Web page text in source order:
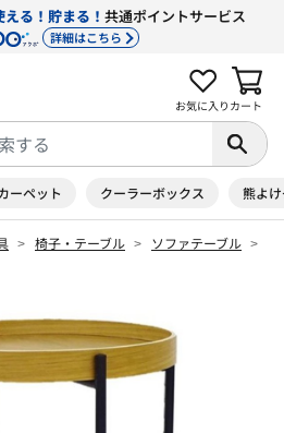
る！貯まる！ 共通ポイントサービス
詳細はこちら
お気に入り カート
ーペット クーラーボックス 熊よ
椅子・テーブル ソファテーブル